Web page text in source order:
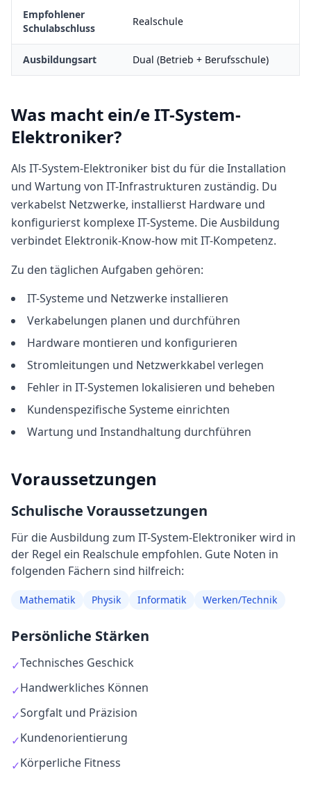
Empfohlener
Schulabschluss
Realschule
Ausbildungsart Dual (Betrieb + Berufsschule)
Was macht ein/eIT-System-
Elektroniker?
Als IT-System-Elektroniker bist du für die Installation
und Wartung von IT-Infrastrukturen zuständig. Du
verkabelst Netzwerke, installierst Hardware und
konfigurierst komplexe IT-Systeme. Die Ausbildung
verbindet Elektronik-Know-how mit IT-Kompetenz.
Zu den täglichen Aufgaben gehören:
IT-Systeme und Netzwerke installieren
Verkabelungen planen und durchführen
Hardware montieren und konfigurieren
Stromleitungen und Netzwerkkabel verlegen
Fehler in IT-Systemen lokalisieren und beheben
Kundenspezifische Systeme einrichten
Wartung und Instandhaltung durchführen
Voraussetzungen
Schulische Voraussetzungen
Für die Ausbildung zum IT-System-Elektronikerwird in
der Regel ein Realschule empfohlen. Gute Noten in
folgenden Fächern sind hilfreich:
Mathematik Physik Informatik Werken/Technik
Persönliche Stärken
✓Technisches Geschick
✓Handwerkliches Können
✓Sorgfalt und Präzision
✓Kundenorientierung
✓Körperliche Fitness